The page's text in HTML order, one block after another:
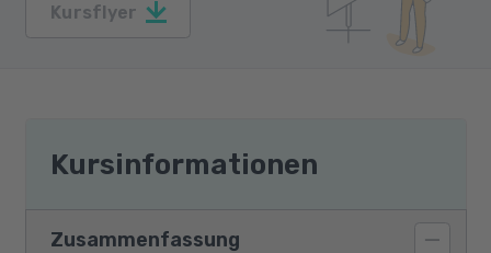
Kursflyer
Kursinformationen
Zusammenfassung